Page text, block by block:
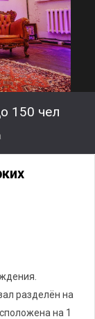
150 чел
разделён на
на 1